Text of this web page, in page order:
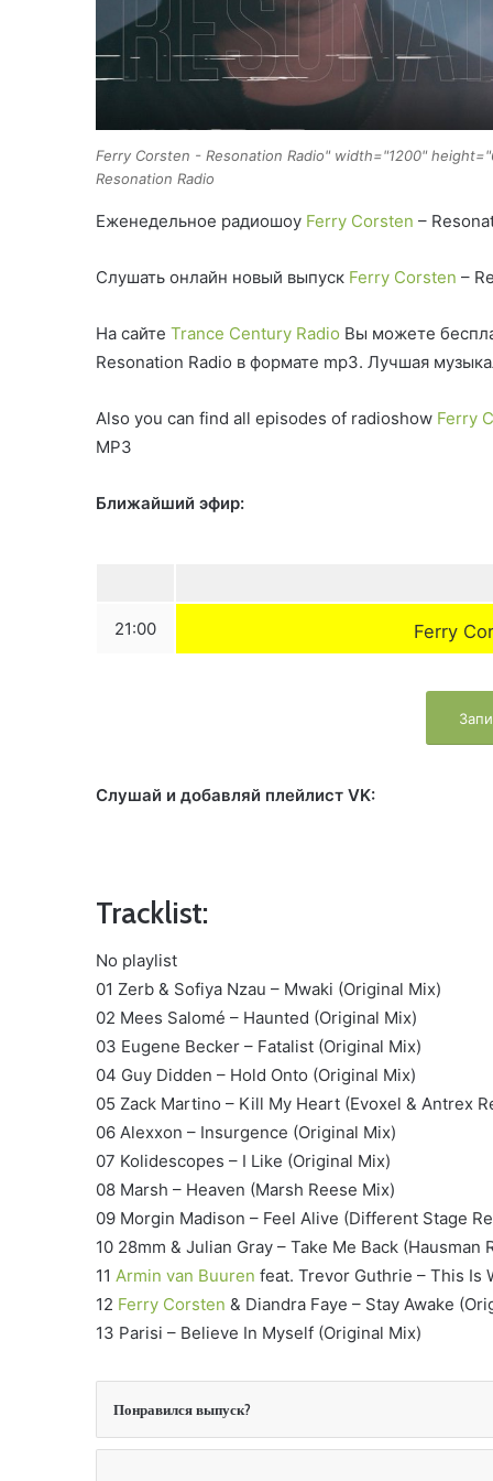
Ferry Corsten - Resonation Radio" width="1200"
Resonation Radio
Еженедельное радиошоу Ferry Corsten –
Слушать онлайн новый выпуск Ferry Corsten –
На сайте Trance Century Radio Вы можете
Resonation Radio в формате mp3. Лучшая
Also you can find all episodes of radioshow Ferry
MP3
Ближайший эфир:
21:00 Ferry
Слушай и добавляй плейлист VK:
Tracklist:
No playlist
01 Zerb & Sofiya Nzau – Mwaki (Original Mix)
02 Mees Salomé – Haunted (Original Mix)
03 Eugene Becker – Fatalist (Original Mix)
04 Guy Didden – Hold Onto (Original Mix)
05 Zack Martino – Kill My Heart (Evoxel & Antrex
06 Alexxon – Insurgence (Original Mix)
07 Kolidescopes – I Like (Original Mix)
08 Marsh – Heaven (Marsh Reese Mix)
09 Morgin Madison – Feel Alive (Different Stage
10 28mm & Julian Gray – Take Me Back (Hausman
11 Armin van Buuren feat. Trevor Guthrie – This Is
12 Ferry Corsten & Diandra Faye – Stay Awake
13 Parisi – Believe In Myself (Original Mix)
Понравился выпуск?